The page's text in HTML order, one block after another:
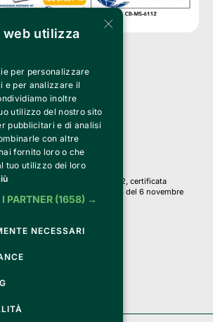
di:
Cinisello Balsamo (MI)
1833471
- Tutti i diritti riservati
di biglietteria Belive 6.2, certificata
con protocollo n. 2025/445474 del 6 novembre
un certificato SSL
×
web utilizza
per personalizzare
e per analizzare il
inoltre
utilizzo del nostro sito
pubblicitari e di analisi
con altre
fornito loro o che
tuo utilizzo dei loro
PARTNER (1658) →
NECESSARI